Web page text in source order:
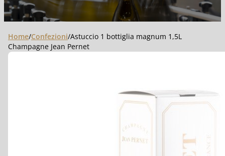
Home/Confezioni/Astuccio 1 bottiglia magnum 1,5L
Champagne Jean Pernet